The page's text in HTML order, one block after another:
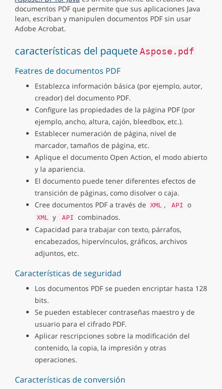
documentos PDF que permite que sus aplicaciones Java
lean, escriban y manipulen documentos PDF sin usar
Adobe Acrobat.
características del paqueteAspose.pdf
Featres de documentos PDF
Establezca información básica (por ejemplo, autor,
creador) del documento PDF.
Configure las propiedades de la página PDF (por
ejemplo, ancho, altura, cajón, bleedbox, etc.).
Establecer numeración de página, nivel de
marcador, tamaños de página, etc.
Aplique el documento Open Action, el modo abierto
y la apariencia.
El documento puede tener diferentes efectos de
transición de páginas, como disolver o caja.
Cree documentos PDF a través de XML , API o
XML y API combinados.
Capacidad para trabajar con texto, párrafos,
encabezados, hipervínculos, gráficos, archivos
adjuntos, etc.
Características de seguridad
Los documentos PDF se pueden encriptar hasta 128
bits.
Se pueden establecer contraseñas maestro y de
usuario para el cifrado PDF.
Aplicar rescripciones sobre la modificación del
contenido, la copia, la impresión y otras
operaciones.
Características de conversión